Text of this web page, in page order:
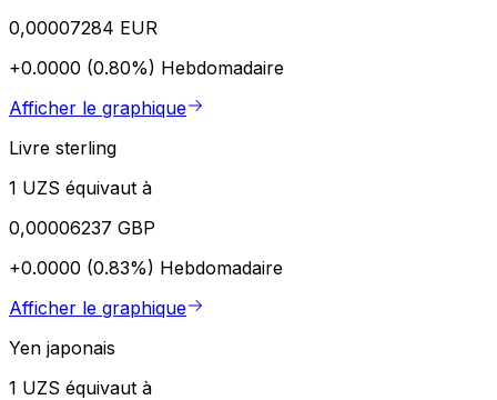
0,00007284 EUR
+0.0000 (0.80%) Hebdomadaire
Afficher le graphique
Livre sterling
1 UZS équivaut à
0,00006237 GBP
+0.0000 (0.83%) Hebdomadaire
Afficher le graphique
Yen japonais
1 UZS équivaut à